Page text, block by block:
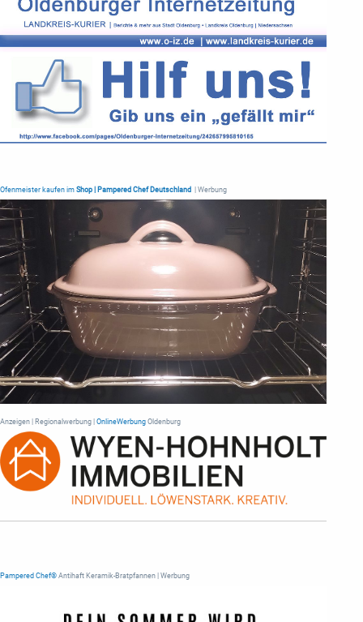
Ofenmeister kaufen im Shop | Pampered Chef Deutschland | Werbung
Anzeigen | Regionalwerbung | OnlineWerbung Oldenburg
Pampered Chef® Antihaft Keramik-Bratpfannen | Werbung